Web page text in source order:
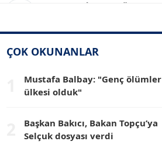
SİNAN GENÇ
Dr. HAKAN TARTAN
ÇOK OKUNANLAR
Mustafa Balbay: "Genç ölümler
ülkesi olduk"
Başkan Bakıcı, Bakan Topçu’ya
Selçuk dosyası verdi